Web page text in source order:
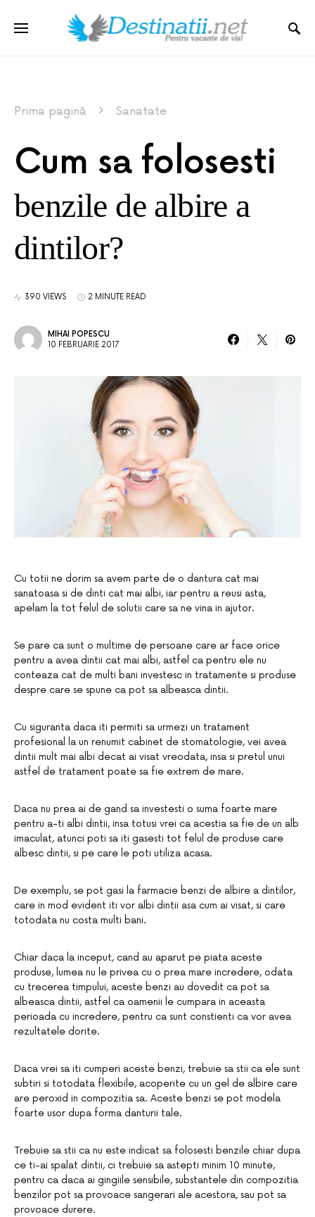
Prima pagină Sanatate
Cum sa folosesti
benzile de albire a
dintilor?
390 VIEWS 2 MINUTE READ
MIHAI POPESCU
10 FEBRUARIE 2017
Cu totii ne dorim sa avem parte de o dantura cat mai
sanatoasa si de dinti cat mai albi, iar pentru a reusi asta,
apelam la tot felul de solutii care sa ne vina in ajutor.
Se pare ca sunt o multime de persoane care ar face orice
pentru a avea dintii cat mai albi, astfel ca pentru ele nu
conteaza cat de multi bani investesc in tratamente si produse
despre care se spune ca pot sa albeasca dintii.
Cu siguranta daca iti permiti sa urmezi un tratament
profesional la un renumit cabinet de stomatologie, vei avea
dintii mult mai albi decat ai visat vreodata, insa si pretul unui
astfel de tratament poate sa fie extrem de mare.
Daca nu prea ai de gand sa investesti o suma foarte mare
pentru a-ti albi dintii, insa totusi vrei ca acestia sa fie de un alb
imaculat, atunci poti sa iti gasesti tot felul de produse care
albesc dintii, si pe care le poti utiliza acasa.
De exemplu, se pot gasi la farmacie benzi de albire a dintilor,
care in mod evident iti vor albi dintii asa cum ai visat, si care
totodata nu costa multi bani.
Chiar daca la inceput, cand au aparut pe piata aceste
produse, lumea nu le privea cu o prea mare incredere, odata
cu trecerea timpului, aceste benzi au dovedit ca pot sa
albeasca dintii, astfel ca oamenii le cumpara in aceasta
perioada cu incredere, pentru ca sunt constienti ca vor avea
rezultatele dorite.
Daca vrei sa iti cumperi aceste benzi, trebuie sa stii ca ele sunt
subtiri si totodata flexibile, acoperite cu un gel de albire care
are peroxid in compozitia sa. Aceste benzi se pot modela
foarte usor dupa forma danturii tale.
Trebuie sa stii ca nu este indicat sa folosesti benzile chiar dupa
ce ti-ai spalat dintii, ci trebuie sa astepti minim 10 minute,
pentru ca daca ai gingiile sensibile, substantele din compozitia
benzilor pot sa provoace sangerari ale acestora, sau pot sa
provoace durere.